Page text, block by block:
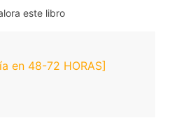
este libro
en 48-72 HORAS]